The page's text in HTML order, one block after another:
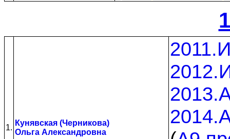
1.
Кунявская (Черникова)
Ольга Александровна